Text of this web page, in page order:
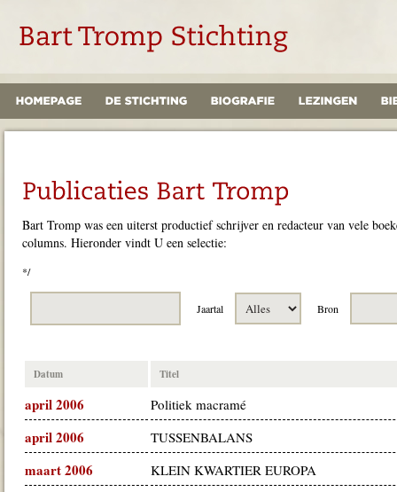
Bart Tromp was een uiterst productief schrijver en redacteur van vele
columns. Hieronder vindt U een selectie:
*/
Jaartal Bron
Datum Titel
april 2006 Politiek macramé
april 2006 TUSSENBALANS
maart 2006 KLEIN KWARTIER EUROPA